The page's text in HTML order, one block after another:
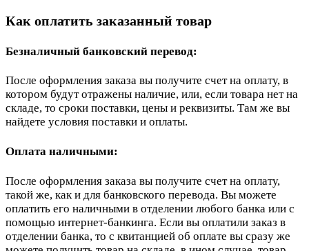
Как оплатить заказанный товар
Безналичный банковский перевод:
После оформления заказа вы получите счет на оплату, в
котором будут отражены наличие, или, если товара нет на
складе, то сроки поставки, цены и реквизиты. Там же вы
найдете условия поставки и оплаты.
Оплата наличными:
После оформления заказа вы получите счет на оплату,
такой же, как и для банковского перевода. Вы можете
оплатить его наличными в отделении любого банка или с
помощью интернет-банкинга. Если вы оплатили заказ в
отделении банка, то с квитанцией об оплате вы сразу же